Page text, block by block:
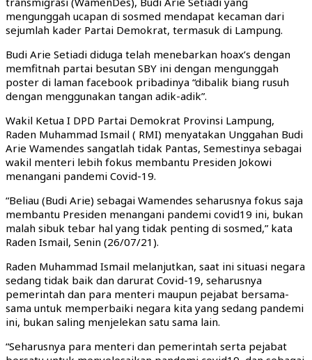
mengunggah ucapan di sosmed mendapat kecaman dari
sejumlah kader Partai Demokrat, termasuk di Lampung.
Budi Arie Setiadi diduga telah menebarkan hoax’s dengan
memfitnah partai besutan SBY ini dengan mengunggah
poster di laman facebook pribadinya “dibalik biang rusuh
dengan menggunakan tangan adik-adik”.
Wakil Ketua I DPD Partai Demokrat Provinsi Lampung,
Raden Muhammad Ismail ( RMI) menyatakan Unggahan Budi
Arie Wamendes sangatlah tidak Pantas, Semestinya sebagai
wakil menteri lebih fokus membantu Presiden Jokowi
menangani pandemi Covid-19.
“Beliau (Budi Arie) sebagai Wamendes seharusnya fokus saja
membantu Presiden menangani pandemi covid19 ini, bukan
malah sibuk tebar hal yang tidak penting di sosmed,” kata
Raden Ismail, Senin (26/07/21).
Raden Muhammad Ismail melanjutkan, saat ini situasi negara
sedang tidak baik dan darurat Covid-19, seharusnya
pemerintah dan para menteri maupun pejabat bersama-
sama untuk memperbaiki negara kita yang sedang pandemi
ini, bukan saling menjelekan satu sama lain.
“Seharusnya para menteri dan pemerintah serta pejabat